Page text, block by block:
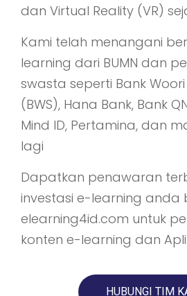
dan Virtual Reality (VR)
Kami telah menangani
learning dari BUMN dan
swasta seperti Bank
(BWS), Hana Bank, Bank
Mind ID, Pertamina, dan
lagi
Dapatkan penawaran
investasi e-learning anda
elearning4id.com untuk
konten e-learning dan
HUBUNGI TIM